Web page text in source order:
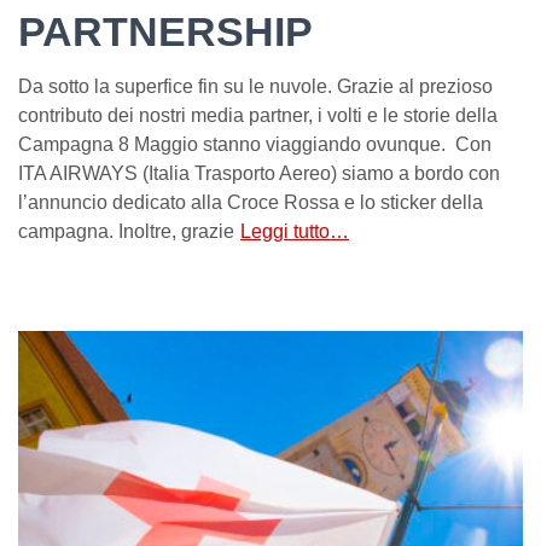
PARTNERSHIP
Da sotto la superfice fin su le nuvole. Grazie al prezioso
contributo dei nostri media partner, i volti e le storie della
Campagna 8 Maggio stanno viaggiando ovunque. Con
ITA AIRWAYS (Italia Trasporto Aereo) siamo a bordo con
l’annuncio dedicato alla Croce Rossa e lo sticker della
campagna. Inoltre, grazie Leggi tutto…